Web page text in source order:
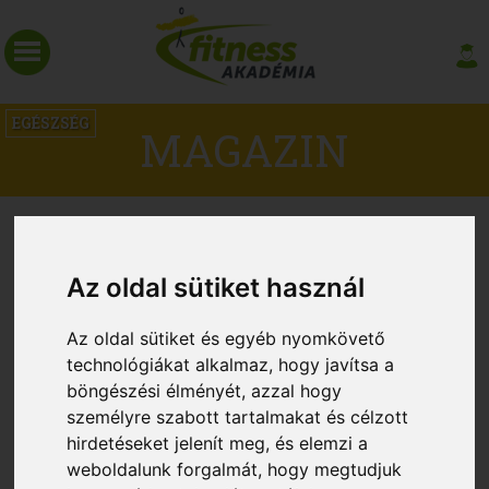
Az oldal sütiket használ
Az oldal sütiket és egyéb nyomkövető
technológiákat alkalmaz, hogy javítsa a
böngészési élményét, azzal hogy
személyre szabott tartalmakat és célzott
hirdetéseket jelenít meg, és elemzi a
weboldalunk forgalmát, hogy megtudjuk
EGÉSZSÉG MAGAZIN
Az edzés segíthet a rossz alvókon